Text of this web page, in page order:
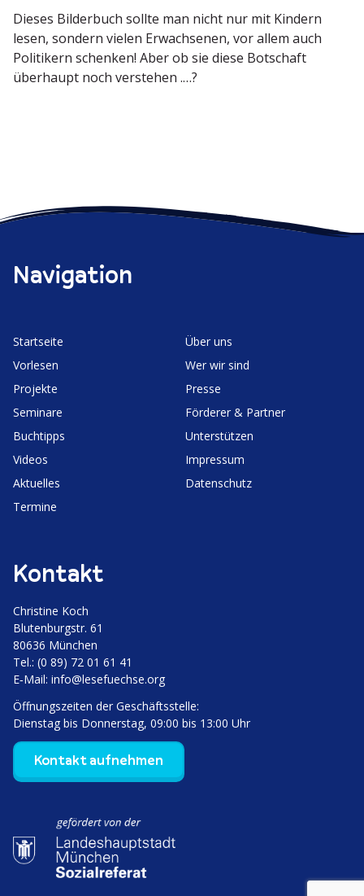
Dieses Bilderbuch sollte man nicht nur mit Kindern
lesen, sondern vielen Erwach­senen, vor allem auch
Politikern schenken! Aber ob sie diese Botschaft
überhaupt noch verstehen .…?
Navigation
Start­seite
Vorlesen
Projekte
Seminare
Buchtipps
Videos
Aktuelles
Termine
Über uns
Wer wir sind
Presse
Förderer & Partner
Unter­stützen
Impressum
Daten­schutz
Kontakt
Christine Koch
Bluten­burgstr. 61
80636 München
Tel.: (0 89) 72 01 61 41
E‑Mail: info@lesefuechse.org
Öffnungs­zeiten der Geschäftsstelle:
Dienstag bis Donnerstag, 09:00 bis 13:00 Uhr
Kontakt aufnehmen